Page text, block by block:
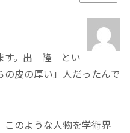
す。出 隆 とい
皮の厚い」人だったんで
このような人物を学術界